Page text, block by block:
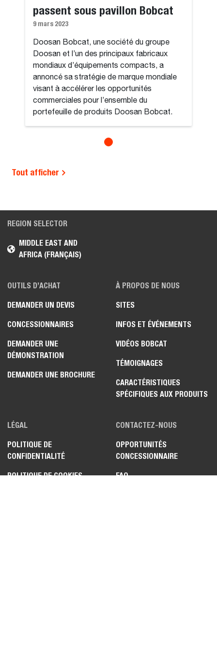
passent sous pavillon Bobcat
9 mars 2023
Doosan Bobcat, une société du groupe
Doosan et l’un des principaux fabricaux
mondiaux d’équipements compacts, a
annoncé sa stratégie de marque mondiale
visant à accélérer les opportunités
commerciales pour l’ensemble du
portefeuille de produits Doosan Bobcat.
Tout afficher
REGION SELECTOR
MIDDLE EAST AND
AFRICA (FRANÇAIS)
OUTILS D’ACHAT
DEMANDER UN DEVIS
CONCESSIONNAIRES
DEMANDER UNE
DÉMONSTRATION
DEMANDER UNE BROCHURE
À PROPOS DE NOUS
SITES
INFOS ET ÉVÉNEMENTS
VIDÉOS BOBCAT
TÉMOIGNAGES
CARACTÉRISTIQUES
SPÉCIFIQUES AUX PRODUITS
LÉGAL
POLITIQUE DE
CONFIDENTIALITÉ
POLITIQUE DE COOKIES
CONTACTEZ-NOUS
OPPORTUNITÉS
CONCESSIONNAIRE
FAQ